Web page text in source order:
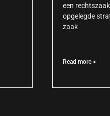
een
opgelegde
zaak
Read more >